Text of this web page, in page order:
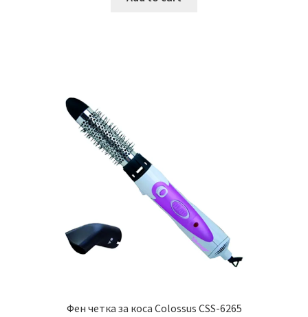
Фен четка за коса Colossus CSS-6265